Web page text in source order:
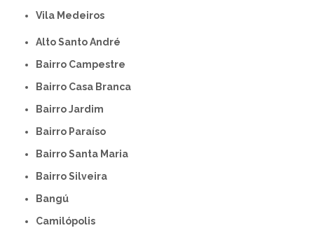
Vila Medeiros
Alto Santo André
Bairro Campestre
Bairro Casa Branca
Bairro Jardim
Bairro Paraíso
Bairro Santa Maria
Bairro Silveira
Bangú
Camilópolis